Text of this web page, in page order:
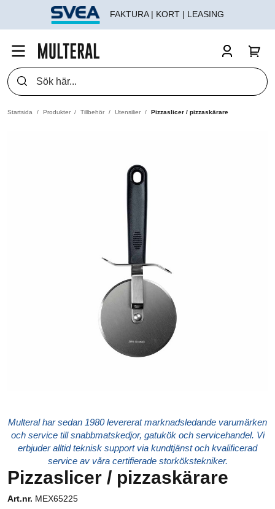
FAKTURA | KORT | LEASING
Startsida Produkter Tillbehör Utensilier Pizzaslicer / pizzaskärare
Multeral har sedan 1980 levererat marknadsledande varumärken
och service till snabbmatskedjor, gatukök och servicehandel. Vi
erbjuder alltid teknisk support via kundtjänst och kvalificerad
service av våra certifierade storkökstekniker.
Pizzaslicer / pizzaskärare
Art.nr. MEX65225